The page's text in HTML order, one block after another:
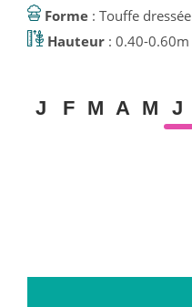
Forme : Touffe dressée
Hauteur : 0.40-0.60m
J F M A M J